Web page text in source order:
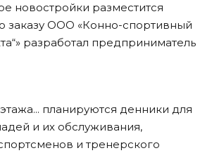
новостройки разместится
заказу ООО «Конно-спортивный
разработал предприниматель
планируются денники для
и их обслуживания,
и тренерского